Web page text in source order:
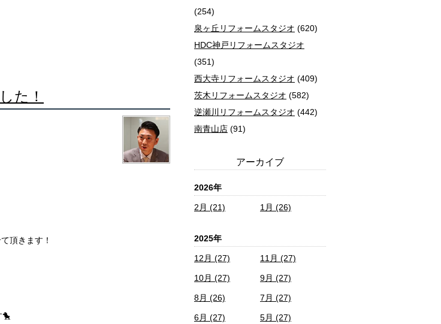
た！
頂きます！
🐤
(254)
泉ヶ丘リフォームスタジオ (620)
HDC神戸リフォームスタジオ
(351)
西大寺リフォームスタジオ (409)
茨木リフォームスタジオ (582)
逆瀬川リフォームスタジオ (442)
南青山店 (91)
アーカイブ
2026年
2月 (21) 1月 (26)
2025年
12月 (27) 11月 (27)
10月 (27) 9月 (27)
8月 (26) 7月 (27)
6月 (27) 5月 (27)